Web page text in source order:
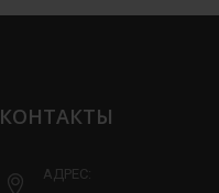
КОНТАКТЫ
АДРЕС: